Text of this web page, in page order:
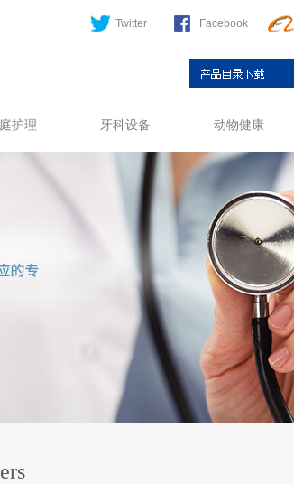
Twitter Facebook
护理 牙科设备 动物健康